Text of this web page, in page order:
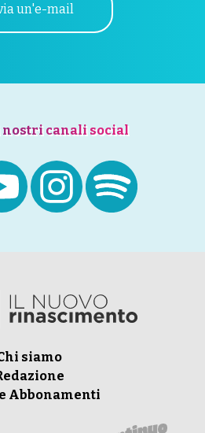
un'e-mail
nostri canali social
siamo
Abbonamenti